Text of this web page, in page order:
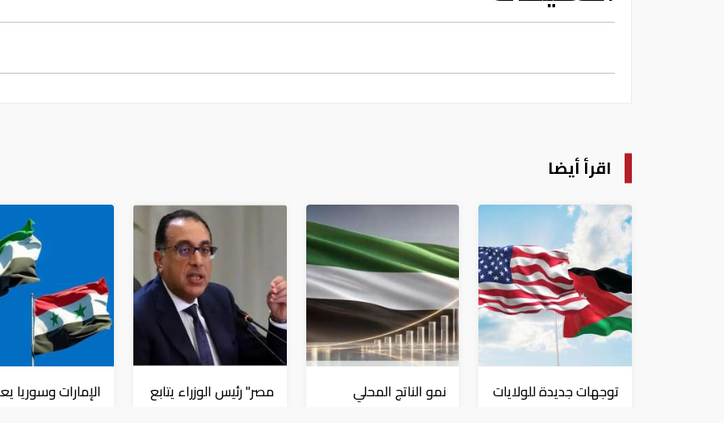
اقرأ أيضا
توجهات جديدة للولايات
نمو الناتج المحلي
مصر" رئيس الوزراء يتابع
الإمارات وسوريا